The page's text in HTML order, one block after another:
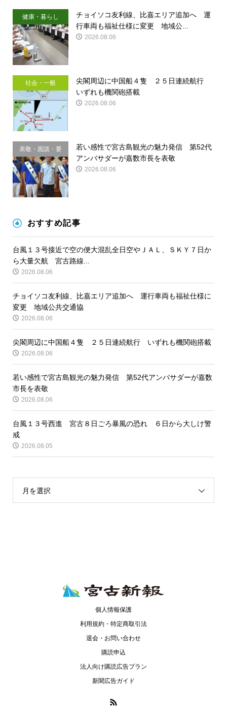
健康・暮らし
チョイソコ友利線、比嘉エリア追加へ 運
行車両も福祉仕様に変更 地域公...
2026.08.06
社会・一般
尖閣周辺に中国船４隻 ２５日連続航行
いずれも機関砲搭載
2026.08.06
表敬・面談・要
請
若い感性で宮古島観光の魅力発信 第52代
アンバサダーが嘉数市長を表敬
2026.08.06
おすすめ記事
台風１３号接近で空の便大混乱全日空やＪＡＬ、ＳＫＹ７日か
ら大量欠航 宮古路線...
2026.08.06
チョイソコ友利線、比嘉エリア追加へ 運行車両も福祉仕様に
変更 地域公共交通協
2026.08.06
尖閣周辺に中国船４隻 ２５日連続航行 いずれも機関砲搭載
2026.08.06
若い感性で宮古島観光の魅力発信 第52代アンバサダーが嘉数
市長を表敬
2026.08.06
台風１３号西進 宮古８日ごろ暴風の恐れ ６日から大しけ警
戒
2026.08.05
月を選択
個人情報保護
利用規約・特定商取引法
退会・お問い合わせ
購読申込
法人向け購読広告プラン
新聞広告ガイド